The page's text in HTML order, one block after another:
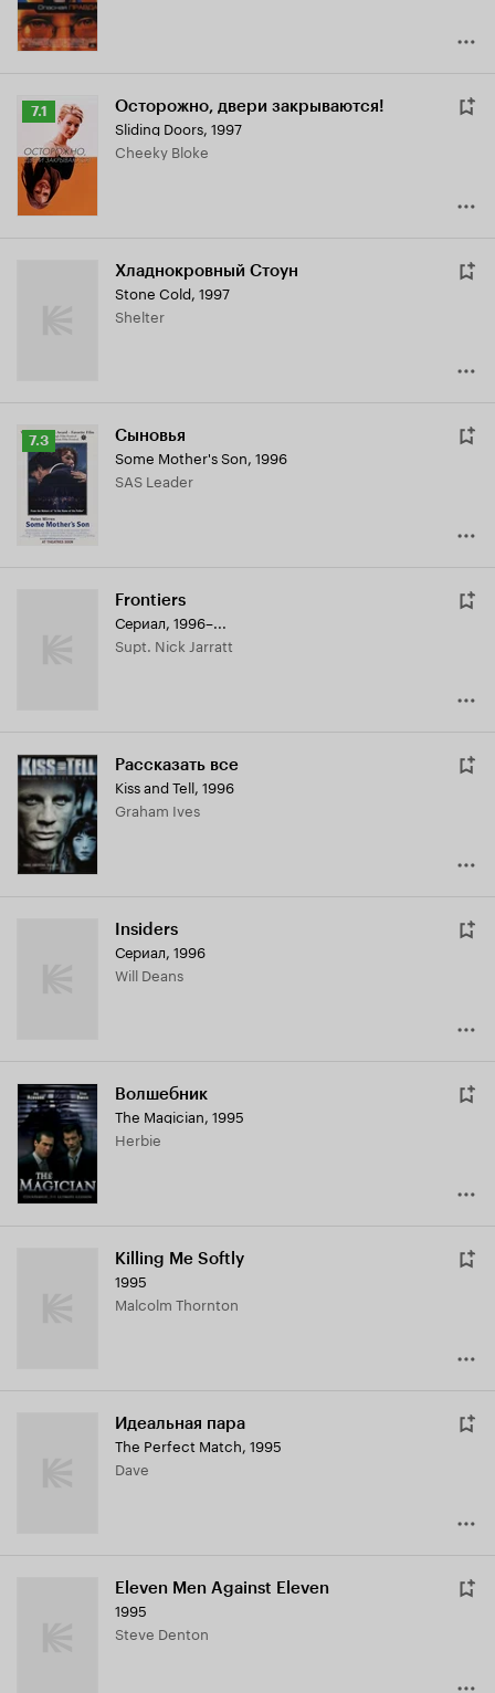
Рейтинг
Кинопоиска
7.1
7.1 Осторожно, двери закрываются!
Sliding Doors, 1997
Cheeky Bloke
Хладнокровный Стоун
Stone Cold, 1997
Shelter
Рейтинг
Кинопоиска
7.3
7.3 Сыновья
Some Mother's Son, 1996
SAS Leader
Frontiers
Сериал, 1996–...
Supt. Nick Jarratt
Рассказать все
Kiss and Tell, 1996
Graham Ives
Insiders
Сериал, 1996
Will Deans
Волшебник
The Magician, 1995
Herbie
Killing Me Softly
1995
Malcolm Thornton
Идеальная пара
The Perfect Match, 1995
Dave
Eleven Men Against Eleven
1995
Steve Denton